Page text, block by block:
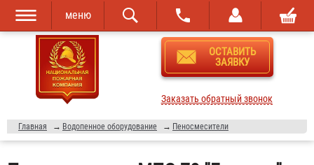
Перейти к
основному
содержанию
Skip to
navigation
меню
ОСТАВИТЬ
ЗАЯВКУ
Заказать обратный звонок
Главная → Водопенное оборудование → Пеносмесители